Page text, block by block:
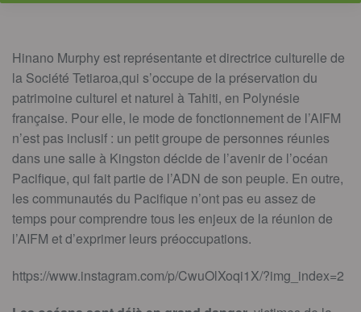
Hinano Murphy est représentante et directrice culturelle de
la Société Tetiaroa,qui s’occupe de la préservation du
patrimoine culturel et naturel à Tahiti, en Polynésie
française. Pour elle, le mode de fonctionnement de l’AIFM
n’est pas inclusif : un petit groupe de personnes réunies
dans une salle à Kingston décide de l’avenir de l’océan
Pacifique, qui fait partie de l’ADN de son peuple. En outre,
les communautés du Pacifique n’ont pas eu assez de
temps pour comprendre tous les enjeux de la réunion de
l’AIFM et d’exprimer leurs préoccupations.
https://www.instagram.com/p/CwuOlXoqi1X/?img_index=2